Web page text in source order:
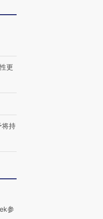
视线｜被称为“蟑螂”的印
【商旅对话】华住集团
CFO：不靠规模取胜，华
更
将持
参